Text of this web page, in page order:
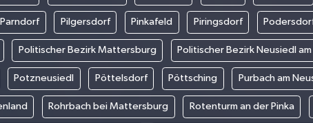
Parndorf Pilgersdorf Pinkafeld Piringsdorf
Politischer Bezirk Mattersburg Politischer Bezirk Neusiedl am
Potzneusiedl Pöttelsdorf Pöttsching Purbach am
Rohrbach bei Mattersburg Rotenturm an der Pinka